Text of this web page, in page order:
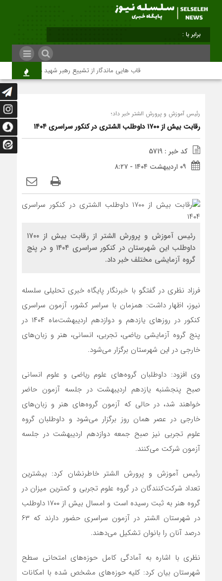
برابر با : Friday - 7 August - 2026
قاب هایی ماندگار از تشییع رهبر شهید در تهران
رئیس آموزش و پرورش الشتر خبر داد؛
رقابت بیش از ۱۷۰۰ داوطلب الشتری در کنکور سراسری ۱۴۰۴
کد خبر : 5719
۰۹ اردیبهشت ۱۴۰۴ - ۸:۲۷
رئیس آموزش و پرورش الشتر از رقابت بیش از ۱۷۰۰
داوطلب این شهرستان در کنکور سراسری ۱۴۰۴ و در پنج
گروه آزمایشی مختلف خبر داد.
فرزاد نظری در گفتگو با خبرنگار پایگاه خبری تحلیلی سلسله
نیوز، اظهار داشت: همزمان با سراسر کشور، آزمون سراسری
کنکور در روزهای یازدهم و دوازدهم اردیبهشت‌ماه ۱۴۰۴ در
پنج گروه آزمایشی ریاضی، تجربی، انسانی، هنر و زبان‌های
خارجی در این شهرستان برگزار می‌شود.
وی افزود: داوطلبان گروه‌های علوم ریاضی و علوم انسانی
صبح پنجشنبه یازدهم اردیبهشت در جلسه آزمون حاضر
خواهند شد، در حالی که آزمون گروه‌های هنر و زبان‌های
خارجی در عصر همان روز برگزار می‌شود و داوطلبان گروه
علوم تجربی نیز صبح جمعه دوازدهم اردیبهشت در جلسه
آزمون شرکت می‌کنند.
رئیس آموزش و پرورش الشتر خاطرنشان کرد: بیشترین
تعداد شرکت‌کنندگان در گروه علوم تجربی و کمترین میزان در
گروه هنر به ثبت رسیده است و امسال بیش از ۱۷۰۰ داوطلب
در شهرستان الشتر در آزمون سراسری حضور دارند که ۶۳
درصد آنان را بانوان تشکیل می‌دهند.
نظری با اشاره به آمادگی کامل حوزه‌های امتحانی سطح
شهرستان بیان کرد: کلیه حوزه‌های مشخص شده با امکانات